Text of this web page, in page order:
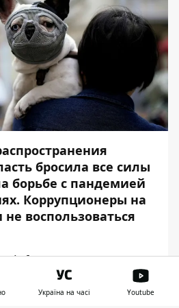
бросила все силы
борьбе с пандемией
Коррупционеры на
воспользоваться
выяснили, как
на «ковидных»
что можно было
Україна на часі Youtube